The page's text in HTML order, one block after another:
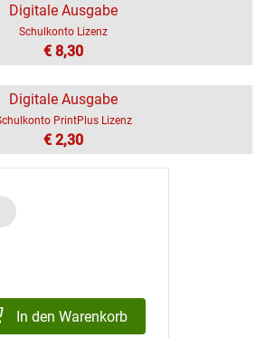
Digitale Ausgabe
Schulkonto Lizenz
€ 8,30
Digitale Ausgabe
PrintPlus Lizenz
€ 2,30
In den Warenkorb